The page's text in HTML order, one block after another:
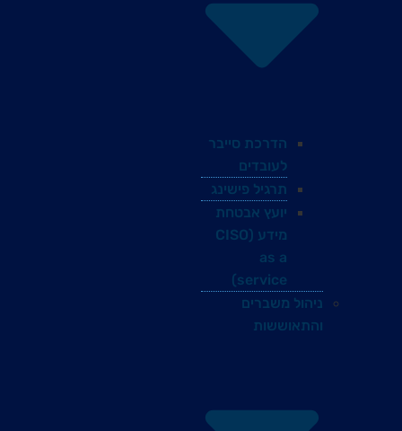
הדרכת סייבר
לעובדים
תרגיל פישינג
יועץ אבטחת
מידע (CISO
as a
service)
ניהול משברים
והתאוששות